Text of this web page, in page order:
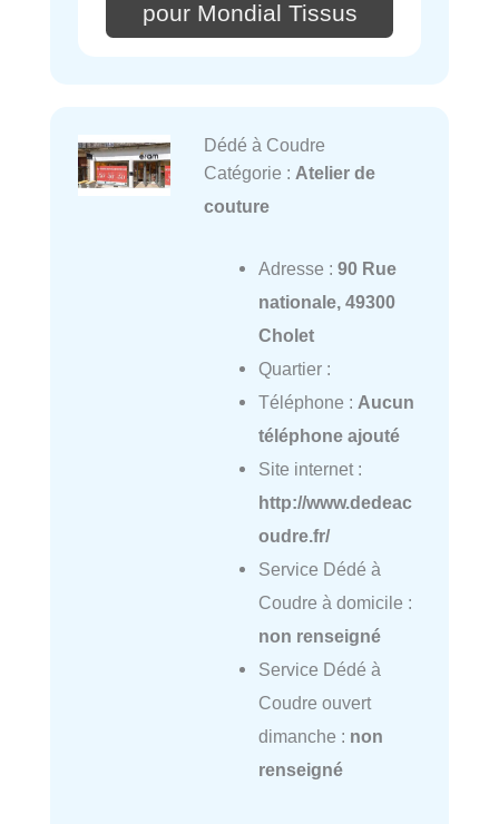
pour Mondial Tissus
Dédé à Coudre
Catégorie : Atelier de
couture
Adresse : 90 Rue
nationale, 49300
Cholet
Quartier :
Téléphone : Aucun
téléphone ajouté
Site internet :
http://www.dedeac
oudre.fr/
Service Dédé à
Coudre à domicile :
non renseigné
Service Dédé à
Coudre ouvert
dimanche : non
renseigné